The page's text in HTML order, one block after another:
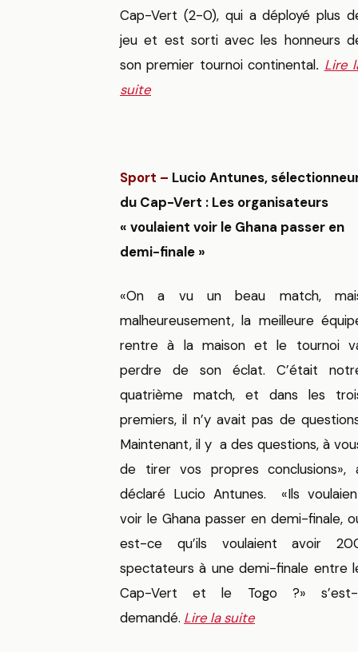
Cap-Vert (2-0), qui a déployé plus
jeu et est sorti avec les honneurs
son premier tournoi continental. Lire
suite
Sport – Lucio Antunes,
du Cap-Vert : Les organisateurs
« voulaient voir le Ghana passer en
demi-finale »
«On a vu un beau match,
malheureusement, la meilleure
rentre à la maison et le tournoi
perdre de son éclat. C’était
quatrième match, et dans les
premiers, il n’y avait pas de
Maintenant, il y a des questions, à
de tirer vos propres conclusions»,
déclaré Lucio Antunes. «Ils
voir le Ghana passer en demi-finale,
est-ce qu’ils voulaient avoir
spectateurs à une demi-finale entre
Cap-Vert et le Togo ?» s’est-
demandé. Lire la suite